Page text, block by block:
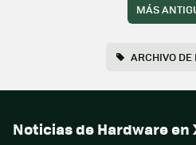
MÁS
ARCHIVO DE
Noticias de Hardware en